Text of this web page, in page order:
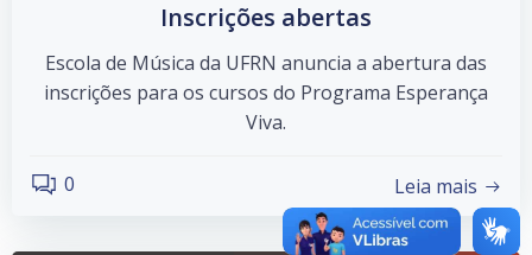
Inscrições abertas
Escola de Música da UFRN anuncia a abertura das
inscrições para os cursos do Programa Esperança
Viva.
0 Leia mais